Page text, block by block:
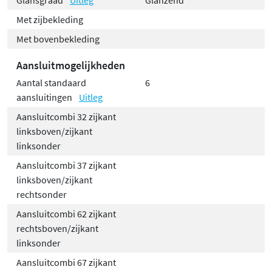
Technische specificaties
andere kleuren
Met voorgemonteerde axiale ventilatoren,
temperatuursensor, volautomatische regeling,
aansluitkabel lengte 1,4 m met stekker,
bovenrooster en zijbekledingen, montageset met
meegeleverde blindstoppen en ingeschroefde
blindstoppen, vooraf ingesteld ventiel
inbegrepen.
verkrijgbaar
De radiator wordt standaard met L-consoleset
Met zijbekleding
Met bovenbekleding
Aansluitmogelijkheden
Aantal standaard
aansluitingen
Uitleg
6
Aansluitcombi 32 zijkant
linksboven/zijkant
linksonder
Aansluitcombi 37 zijkant
linksboven/zijkant
rechtsonder
Aansluitcombi 62 zijkant
rechtsboven/zijkant
linksonder
Aansluitcombi 67 zijkant